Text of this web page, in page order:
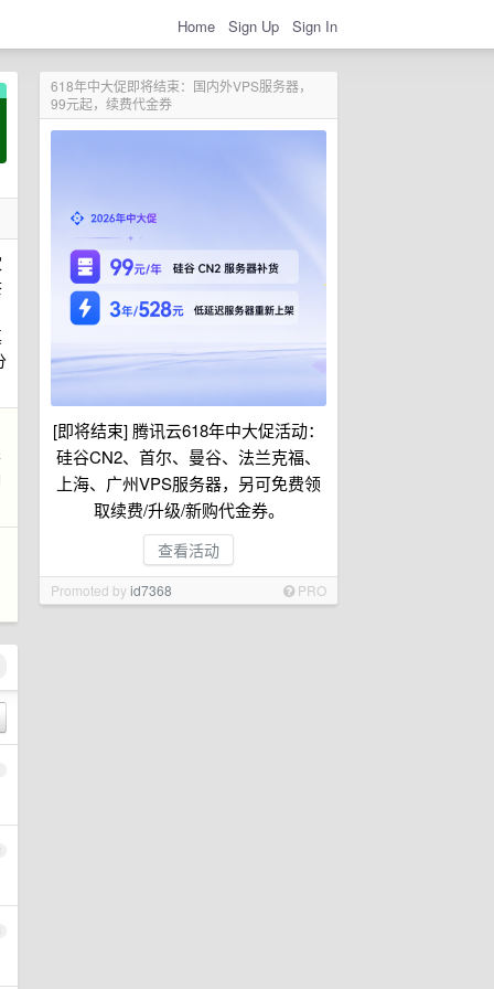
Home Sign Up Sign In
618年中大促即将结束：国内外VPS服务器，
99元起，续费代金券
[即将结束] 腾讯云618年中大促活动：
硅谷CN2、首尔、曼谷、法兰克福、
上海、广州VPS服务器，另可免费领
取续费/升级/新购代金券。
查看活动
Promoted byid7368 PRO